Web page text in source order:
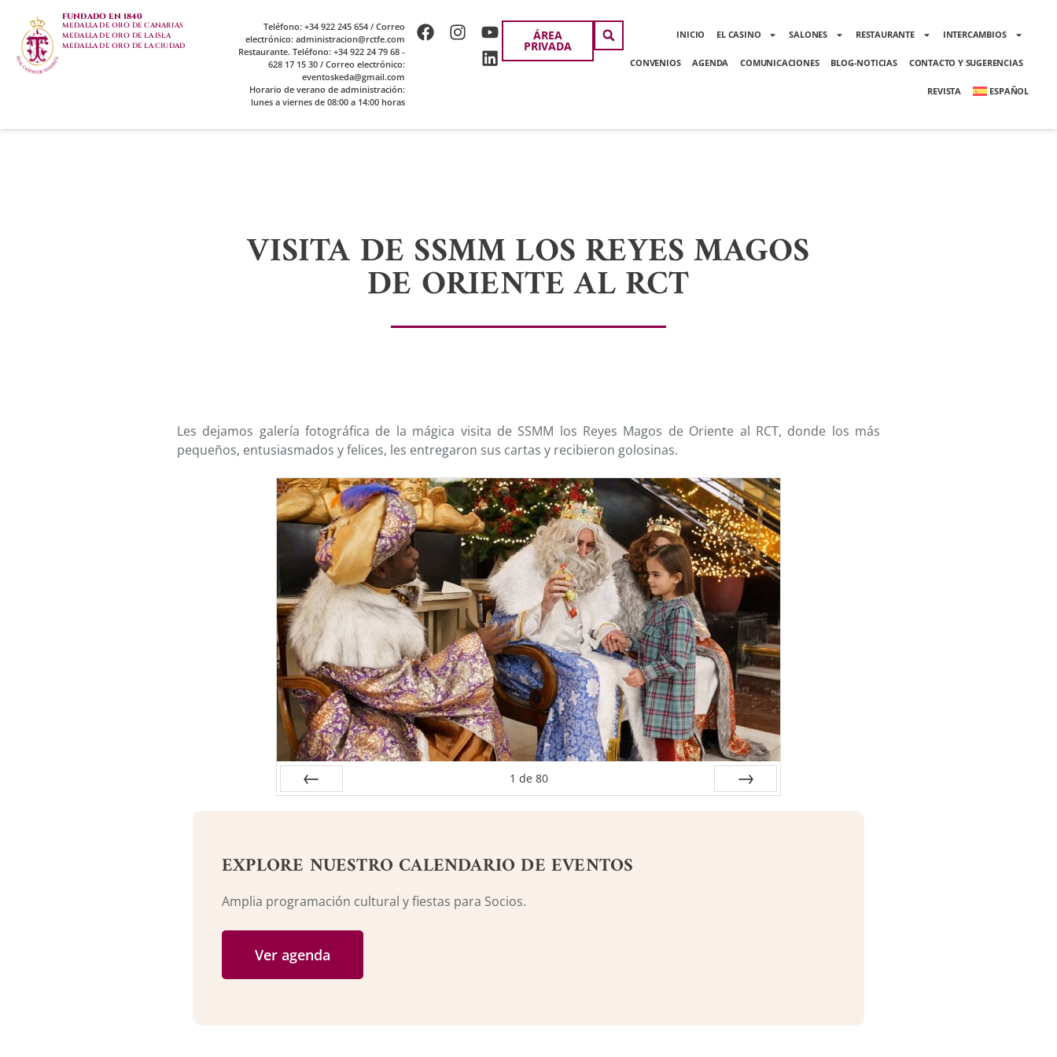
FUNDADO EN 1840
MEDALLA DE ORO DE CANARIAS
MEDALLA DE ORO DE LA ISLA
MEDALLA DE ORO DE LA CIUDAD
Teléfono: +34 922 245 654 / Correo
electrónico: administracion@rctfe.com
Restaurante. Teléfono: +34 922 24 79 68 -
628 17 15 30 / Correo electrónico:
eventoskeda@gmail.com
Horario de verano de administración:
lunes a viernes de 08:00 a 14:00 horas
ÁREA
PRIVADA
INICIO EL CASINO SALONES RESTAURANTE INTERCAMBIOS
CONVENIOS AGENDA COMUNICACIONES BLOG-NOTICIAS CONTACTO Y SUGERENCIAS
REVISTA ESPAÑOL
VISITA DE SSMM LOS REYES MAGOS
DE ORIENTE AL RCT
Les dejamos galería fotográfica de la mágica visita de SSMM los Reyes Magos de Oriente al RCT, donde los más
pequeños, entusiasmados y felices, les entregaron sus cartas y recibieron golosinas.
1 de 80
EXPLORE NUESTRO CALENDARIO DE EVENTOS
Amplia programación cultural y fiestas para Socios.
Ver agenda